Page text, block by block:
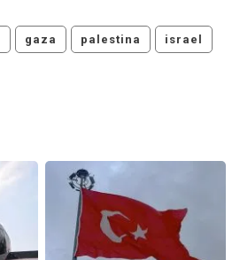
gaza palestina israel